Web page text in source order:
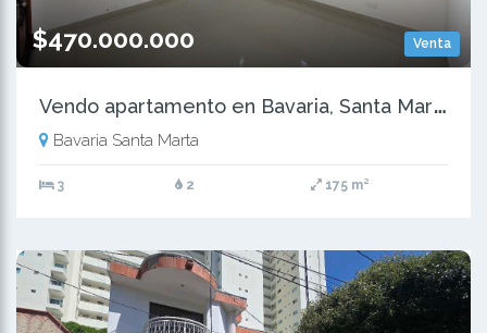
Venta
$470.000.000
V
endo apartamento en Bavaria, Santa Marta
Bavaria Santa Marta
3 2 175 m²